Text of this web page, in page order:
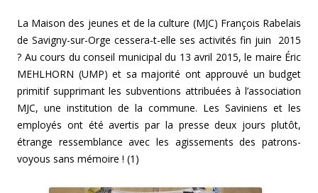
La Maison des jeunes et de la culture (MJC) François Rabelais
de Savigny-sur-Orge cessera-t-elle ses activités fin juin 2015
? Au cours du conseil municipal du 13 avril 2015, le maire Éric
MEHLHORN (UMP) et sa majorité ont approuvé un budget
primitif supprimant les subventions attribuées à l’association
MJC, une institution de la commune. Les Saviniens et les
employés ont été avertis par la presse deux jours plutôt,
étrange ressemblance avec les agissements des patrons-
voyous sans mémoire ! (1)